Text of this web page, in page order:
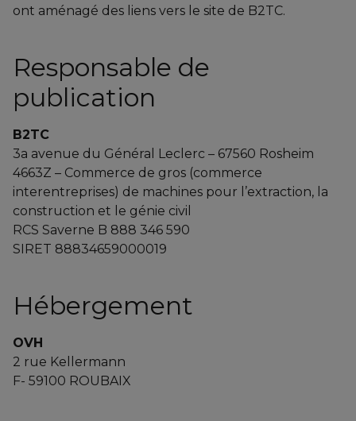
ont aménagé des liens vers le site de B2TC.
Responsable de
publication
B2TC
3a avenue du Général Leclerc – 67560 Rosheim
4663Z – Commerce de gros (commerce
interentreprises) de machines pour l’extraction, la
construction et le génie civil
RCS Saverne B 888 346 590
SIRET 88834659000019
Hébergement
OVH
2 rue Kellermann
F- 59100 ROUBAIX